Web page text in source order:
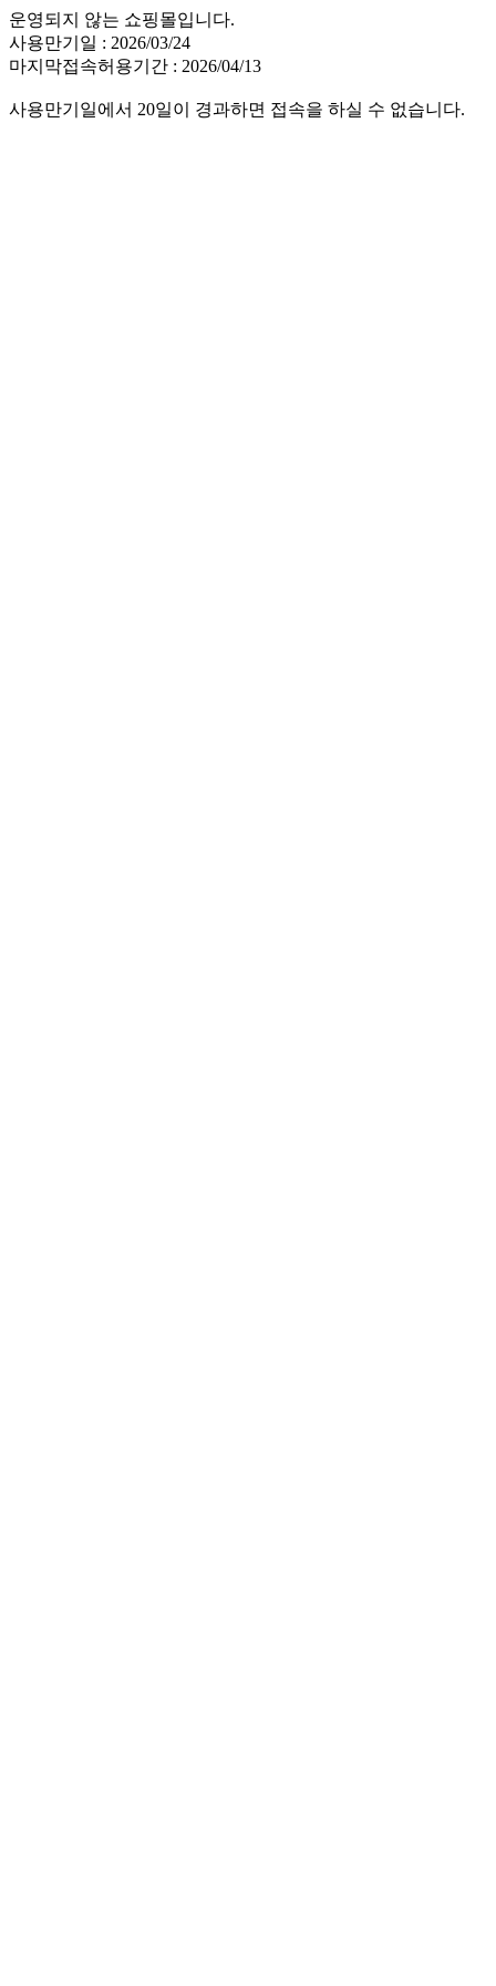
운영되지 않는 쇼핑몰입니다.
사용만기일 : 2026/03/24
마지막접속허용기간 : 2026/04/13
사용만기일에서 20일이 경과하면 접속을 하실 수 없습니다.